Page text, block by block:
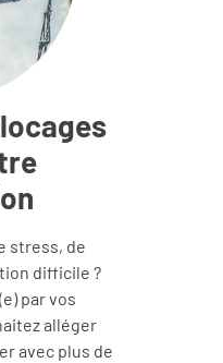
stress, de
difficile ?
par vos
alléger
avec plus de